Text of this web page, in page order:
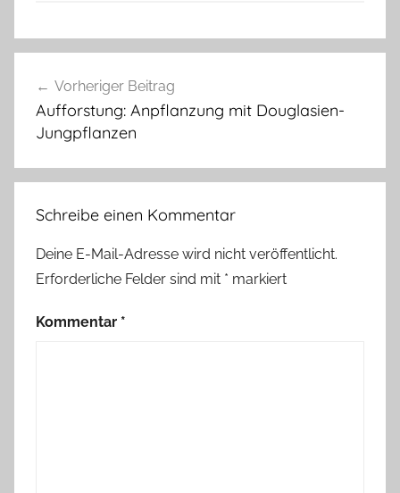
Vorheriger Beitrag
Aufforstung: Anpflanzung mit Douglasien-
Jungpflanzen
Schreibe einen Kommentar
Deine E-Mail-Adresse wird nicht veröffentlicht.
Erforderliche Felder sind mit * markiert
Kommentar *